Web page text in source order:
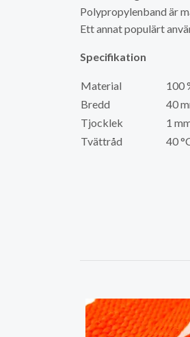
Polypropylenband är
Ett annat populärt
Specifikation
Material
100
Bredd
40
Tjocklek
1
Tvättråd
40